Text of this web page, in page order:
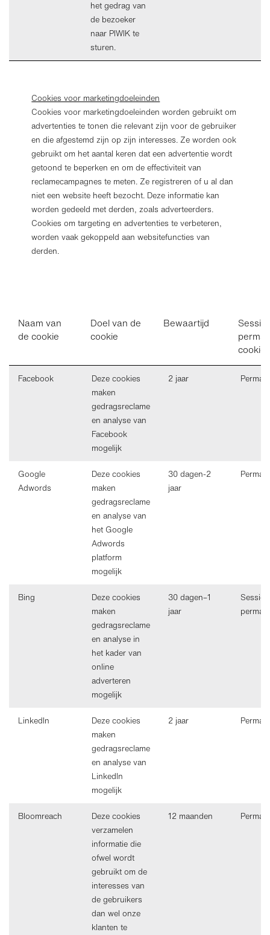
het gedrag van
de bezoeker
naar PIWIK te
sturen.
Cookies voor marketingdoeleinden
Cookies voor marketingdoeleinden worden gebruikt om
advertenties te tonen die relevant zijn voor de gebruiker
en die afgestemd zijn op zijn interesses. Ze worden ook
gebruikt om het aantal keren dat een advertentie wordt
getoond te beperken en om de effectiviteit van
reclamecampagnes te meten. Ze registreren of u al dan
niet een website heeft bezocht. Deze informatie kan
worden gedeeld met derden, zoals adverteerders.
Cookies om targeting en advertenties te verbeteren,
worden vaak gekoppeld aan websitefuncties van
derden.
Naam van
de cookie
Doel van de
cookie
Bewaartijd
Sessie
cookie
Facebook
Deze cookies
maken
gedragsreclame
en analyse van
Facebook
mogelijk
2 jaar
Google
Adwords
Deze cookies
maken
gedragsreclame
en analyse van
het Google
Adwords
platform
mogelijk
30 dagen-2
jaar
Bing
Deze cookies
maken
gedragsreclame
en analyse in
het kader van
online
adverteren
mogelijk
30 dagen–1
jaar
Sessie
LinkedIn
Deze cookies
maken
gedragsreclame
en analyse van
LinkedIn
mogelijk
2 jaar
Bloomreach
Deze cookies
verzamelen
informatie die
ofwel wordt
gebruikt om de
interesses van
de gebruikers
dan wel onze
klanten te
12 maanden